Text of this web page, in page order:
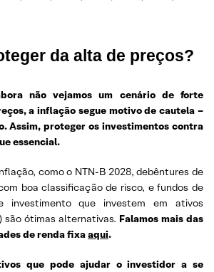
da alta de preços?
não vejamos um cenário de forte
a inflação segue motivo de cautela –
Assim, proteger os investimentos contra
essencial.
como o NTN-B 2028, debêntures de
boa classificação de risco, e fundos de
investimento que investem em ativos
são ótimas alternativas. Falamos mais das
de renda fixaaqui.
que pode ajudar o investidor a se